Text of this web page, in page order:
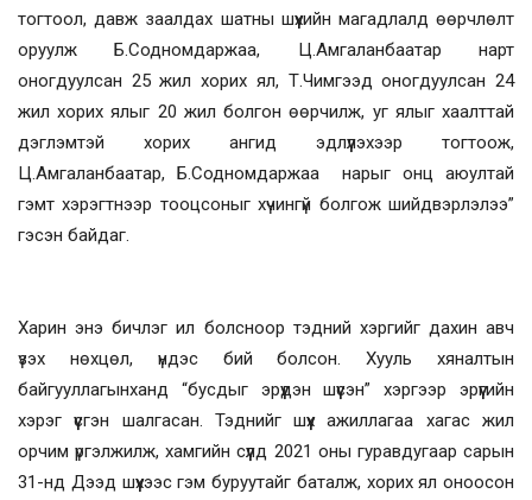
тогтоол, давж заалдах шатны шүүхийн магадлалд өөрчлөлт
оруулж Б.Содномдаржаа, Ц.Амгаланбаатар нарт
оногдуулсан 25 жил хорих ял, Т.Чимгээд оногдуулсан 24
жил хорих ялыг 20 жил болгон өөрчилж, уг ялыг хаалттай
дэглэмтэй хорих ангид эдлүүлэхээр тогтоож,
Ц.Амгаланбаатар, Б.Содномдаржаа нарыг онц аюултай
гэмт хэрэгтнээр тооцсоныг хүчингүй болгож шийдвэрлэлээ”
гэсэн байдаг.
Харин энэ бичлэг ил болсноор тэдний хэргийг дахин авч
үзэх нөхцөл, үндэс бий болсон. Хууль хяналтын
байгууллагынханд “бусдыг эрүүдэн шүүсэн” хэргээр эрүүгийн
хэрэг үүсгэн шалгасан. Тэднийг шүүх ажиллагаа хагас жил
орчим үргэлжилж, хамгийн сүүлд 2021 оны гуравдугаар сарын
31-нд Дээд шүүхээс гэм буруутайг баталж, хорих ял оноосон